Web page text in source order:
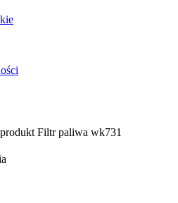
Filtr paliwa wk731